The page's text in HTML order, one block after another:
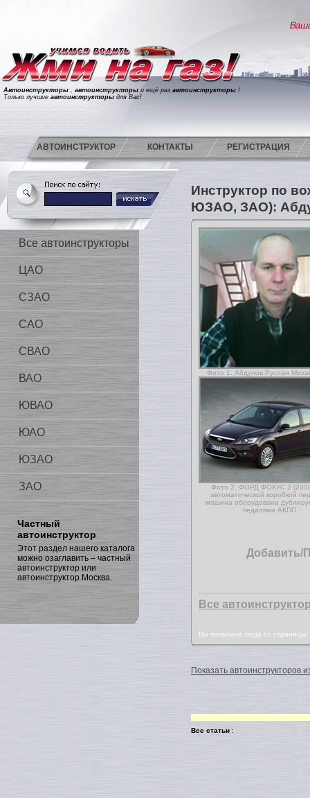
Автоинструкторы , автоинструкторы и ещё раз автоинструкторы !
Только лучшие автоинструкторы для Вас!
АВТОИНСТРУКТОР КОНТАКТЫ РЕГИСТРАЦИЯ
Все автоинструкторы
ЦАО
СЗАО
САО
СВАО
ВАО
ЮВАО
ЮАО
ЮЗАО
ЗАО
Частный
автоинструктор
Этот раздел нашего каталога
можно озаглавить – частный
автоинструктор или
автоинструктор Москва.
Инструктор по
ЮЗАО, ЗАО):
Фото 1. Абдулов Руслан
Фото 2. ФОРД ФОКУС 2
автоматической коробкой
машина оборудована
педалями АКПП
Добавить/
Все
Вы попалина сюда со
Показать автоинструкторов
Все статьи :